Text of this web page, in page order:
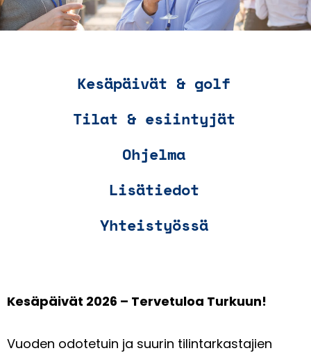
Kesäpäivät & golf
Tilat & esiintyjät
Ohjelma
Lisätiedot
Yhteistyössä
Kesäpäivät 2026 – Tervetuloa Turkuun!
Vuoden odotetuin ja suurin tilintarkastajien